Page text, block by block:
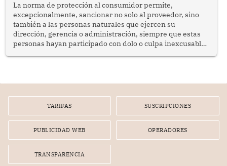
La norma de protección al consumidor permite,
excepcionalmente, sancionar no solo al proveedor, sino
también a las personas naturales que ejercen su
dirección, gerencia o administración, siempre que estas
personas hayan participado con dolo o culpa inexcusable
por la frustrada realización de un meet and greet con
TARIFAS SUSCRIPCIONES
PUBLICIDAD WEB OPERADORES
TRANSPARENCIA